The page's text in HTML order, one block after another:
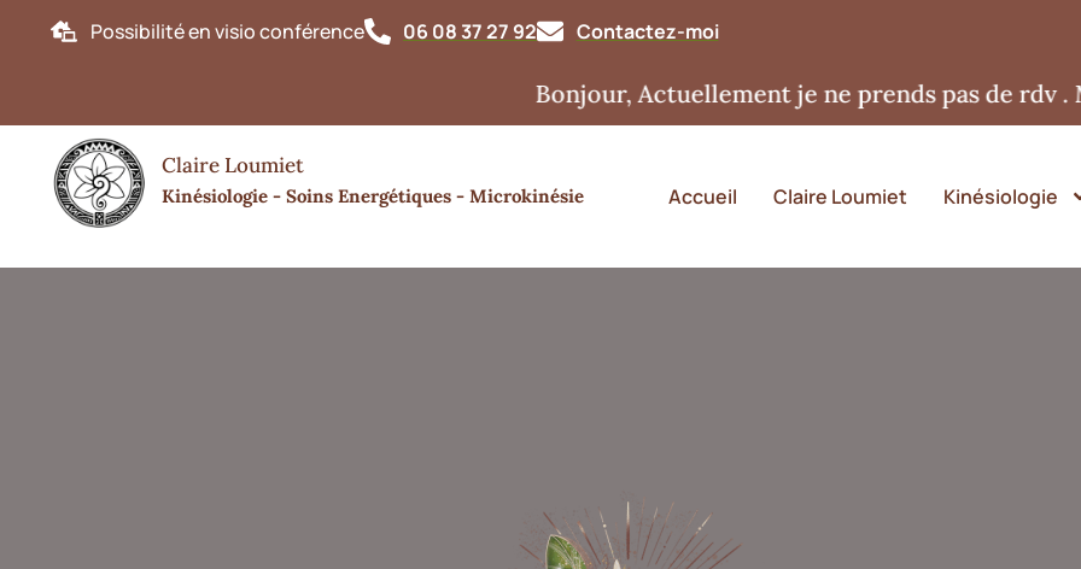
Possibilité en visio conférence 06 08 37 27 92 Contactez-moi
Bonjour, Actuellement je ne prends pas de rdv .
Claire Loumiet
Kinésiologie - Soins Energétiques - Microkinésie Accueil Claire Loumiet Kinésiologie